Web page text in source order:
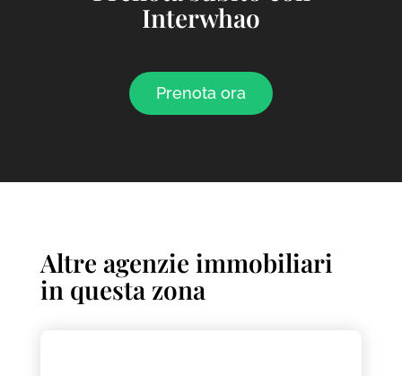
Interwhao
Prenota ora
Altre agenzie immobiliari
in questa zona